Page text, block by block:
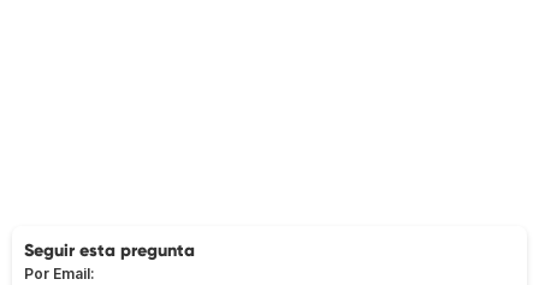
Seguir esta pregunta
Por Email: